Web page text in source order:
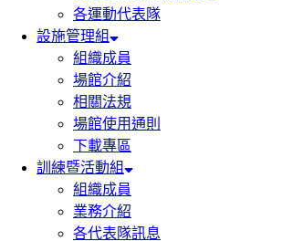
各運動代表隊
設施管理組
組織成員
場館介紹
相關法規
場館使用通則
下載專區
訓練暨活動組
組織成員
業務介紹
各代表隊訊息